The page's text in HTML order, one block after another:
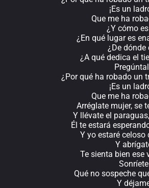
¡Es un
Que me ha
¿Y cómo
¿En qué lugar es
¿De dónde
¿A qué dedica el
¿Por qué ha robado un
¡Es un
Que me ha
Arréglate mujer, se
Y llévate el
Él te estará
Y yo estaré celoso
Y
Te sienta bien ese
Sonríete
Qué no sospeche
Y